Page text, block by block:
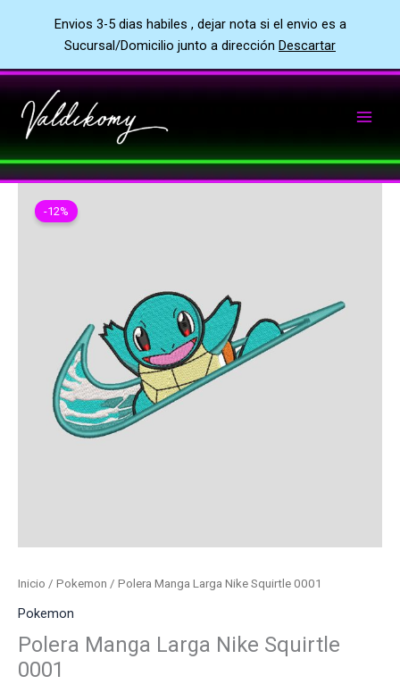
Envios 3-5 dias habiles , dejar nota si el envio es a
Sucursal/Domicilio junto a dirección Descartar
al
contenido
-12%
Inicio / Pokemon / Polera Manga Larga Nike Squirtle 0001
Pokemon
Polera Manga Larga Nike Squirtle
0001